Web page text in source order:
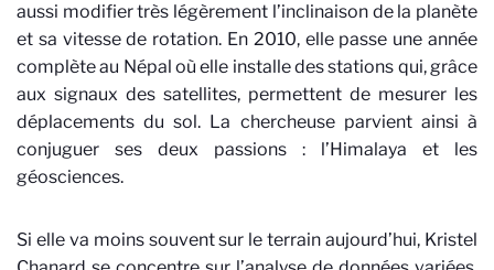
aussi modifier très légèrement l’inclinaison de la planète
et sa vitesse de rotation. En 2010, elle passe une année
complète au Népal où elle installe des stations qui, grâce
aux signaux des satellites, permettent de mesurer les
déplacements du sol. La chercheuse parvient ainsi à
conjuguer ses deux passions : l’Himalaya et les
géosciences.
Si elle va moins souvent sur le terrain aujourd’hui, Kristel